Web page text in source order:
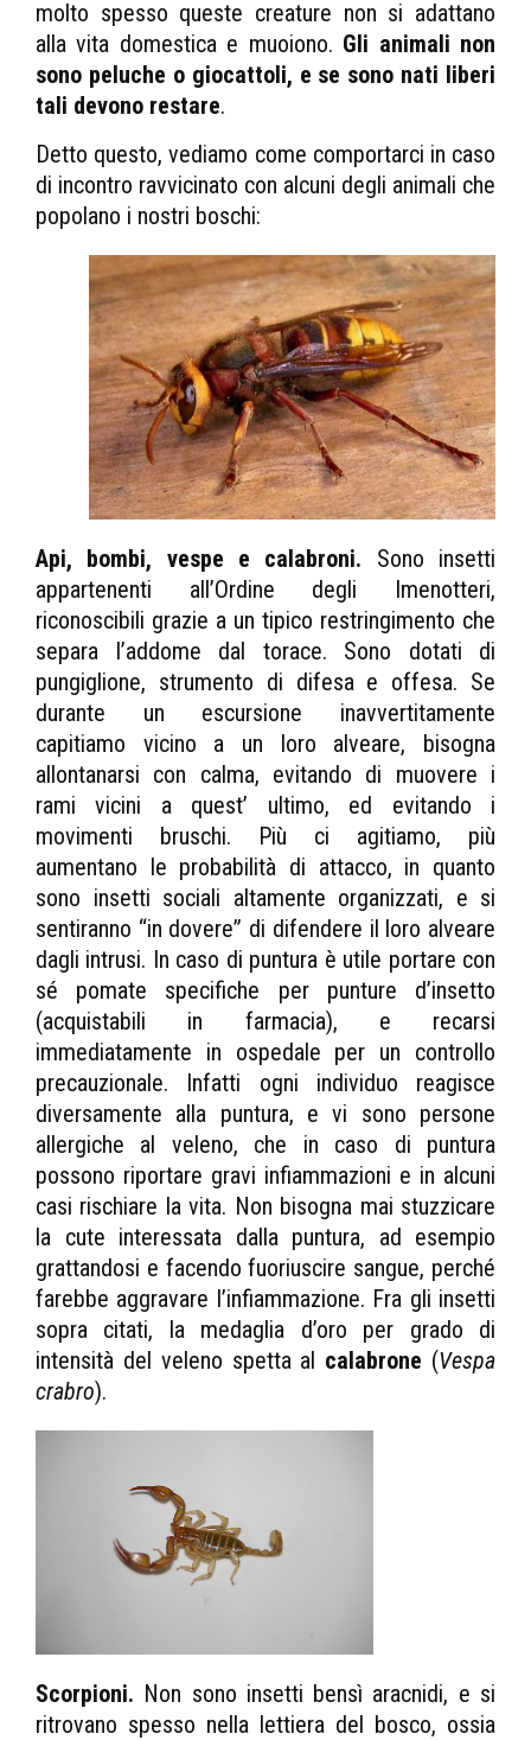
molto spesso queste creature non si adattano
alla vita domestica e muoiono. Gli animali non
sono peluche o giocattoli, e se sono nati liberi
tali devono restare.
Detto questo, vediamo come comportarci in caso
di incontro ravvicinato con alcuni degli animali che
popolano i nostri boschi:
Api, bombi, vespe e calabroni. Sono insetti
appartenenti all’Ordine degli Imenotteri,
riconoscibili grazie a un tipico restringimento che
separa l’addome dal torace. Sono dotati di
pungiglione, strumento di difesa e offesa. Se
durante un escursione inavvertitamente
capitiamo vicino a un loro alveare, bisogna
allontanarsi con calma, evitando di muovere i
rami vicini a quest’ ultimo, ed evitando i
movimenti bruschi. Più ci agitiamo, più
aumentano le probabilità di attacco, in quanto
sono insetti sociali altamente organizzati, e si
sentiranno “in dovere” di difendere il loro alveare
dagli intrusi. In caso di puntura è utile portare con
sé pomate specifiche per punture d’insetto
(acquistabili in farmacia), e recarsi
immediatamente in ospedale per un controllo
precauzionale. Infatti ogni individuo reagisce
diversamente alla puntura, e vi sono persone
allergiche al veleno, che in caso di puntura
possono riportare gravi infiammazioni e in alcuni
casi rischiare la vita. Non bisogna mai stuzzicare
la cute interessata dalla puntura, ad esempio
grattandosi e facendo fuoriuscire sangue, perché
farebbe aggravare l’infiammazione. Fra gli insetti
sopra citati, la medaglia d’oro per grado di
intensità del veleno spetta al calabrone (Vespa
crabro).
Scorpioni. Non sono insetti bensì aracnidi, e si
ritrovano spesso nella lettiera del bosco, ossia